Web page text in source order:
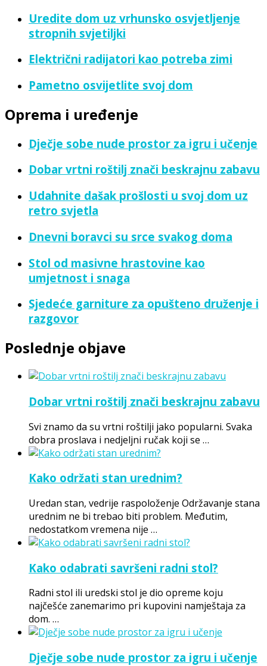
Uredite dom uz vrhunsko osvjetljenje
stropnih svjetiljki
Električni radijatori kao potreba zimi
Pametno osvijetlite svoj dom
Oprema i uređenje
Dječje sobe nude prostor za igru i učenje
Dobar vrtni roštilj znači beskrajnu zabavu
Udahnite dašak prošlosti u svoj dom uz
retro svjetla
Dnevni boravci su srce svakog doma
Stol od masivne hrastovine kao
umjetnost i snaga
Sjedeće garniture za opušteno druženje i
razgovor
Poslednje objave
Dobar vrtni roštilj znači beskrajnu zabavu
Svi znamo da su vrtni roštilji jako popularni. Svaka
dobra proslava i nedjeljni ručak koji se …
Kako održati stan urednim?
Uredan stan, vedrije raspoloženje Održavanje stana
urednim ne bi trebao biti problem. Međutim,
nedostatkom vremena nije …
Kako odabrati savršeni radni stol?
Radni stol ili uredski stol je dio opreme koju
najčešće zanemarimo pri kupovini namještaja za
dom. …
Dječje sobe nude prostor za igru i učenje